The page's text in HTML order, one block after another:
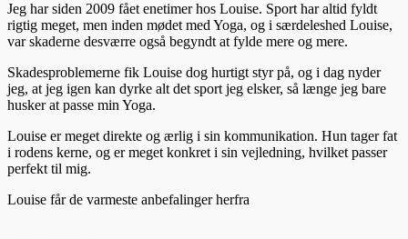
Jeg har siden 2009 fået enetimer hos Louise. Sport har altid fyldt
rigtig meget, men inden mødet med Yoga, og i særdeleshed Louise,
var skaderne desværre også begyndt at fylde mere og mere.
Skadesproblemerne fik Louise dog hurtigt styr på, og i dag nyder
jeg, at jeg igen kan dyrke alt det sport jeg elsker, så længe jeg bare
husker at passe min Yoga.
Louise er meget direkte og ærlig i sin kommunikation. Hun tager fat
i rodens kerne, og er meget konkret i sin vejledning, hvilket passer
perfekt til mig.
Louise får de varmeste anbefalinger herfra